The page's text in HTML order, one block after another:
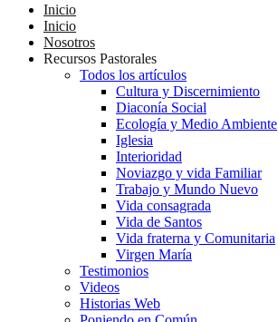
Inicio
Inicio
Nosotros
Recursos Pastorales
Todos los artículos
Cultura y Discernimiento
Diaconía Social
Ecología y Medio Ambiente
Iglesia
Interioridad
Noviazgo y vida Familiar
Trabajo y Mundo Nuevo
Vida consagrada
Vida de Santos
Vida fraterna y Comunitaria
Virgen María
Testimonios
Videos
Historias Web